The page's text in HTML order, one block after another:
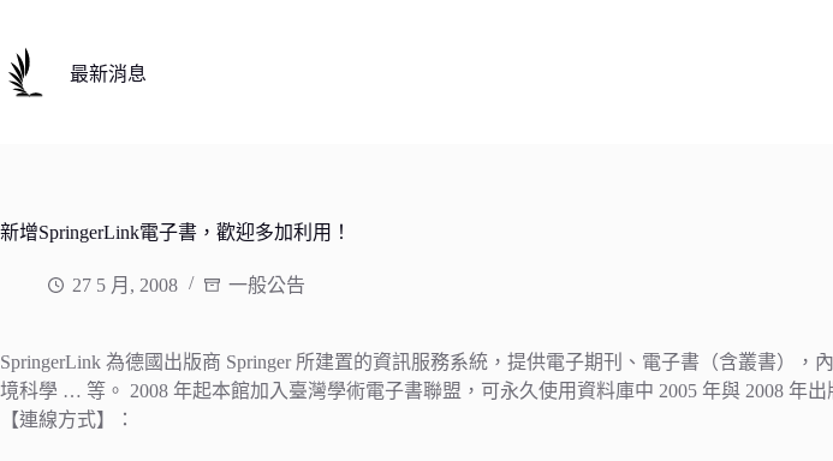
主
要
最新消息
新增SpringerLink電子書，歡迎多加利用！
27 5 月, 2008 一般公告
SpringerLink 為德國出版商 Springer 所建置的資訊服務系統，提供電子期刊、電子書（含叢書）
境科學 … 等。 2008 年起本館加入臺灣學術電子書聯盟，可永久使用資料庫中 2005 年與 2008 年
【連線方式】：